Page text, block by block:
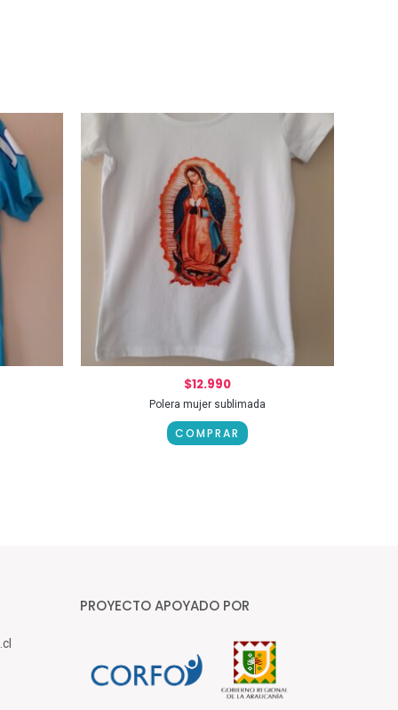
$12.990
Polera mujer sublimada
COMPRAR
PROYECTO APOYADO POR